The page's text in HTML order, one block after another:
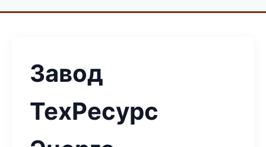
Завод
ТехРесурс